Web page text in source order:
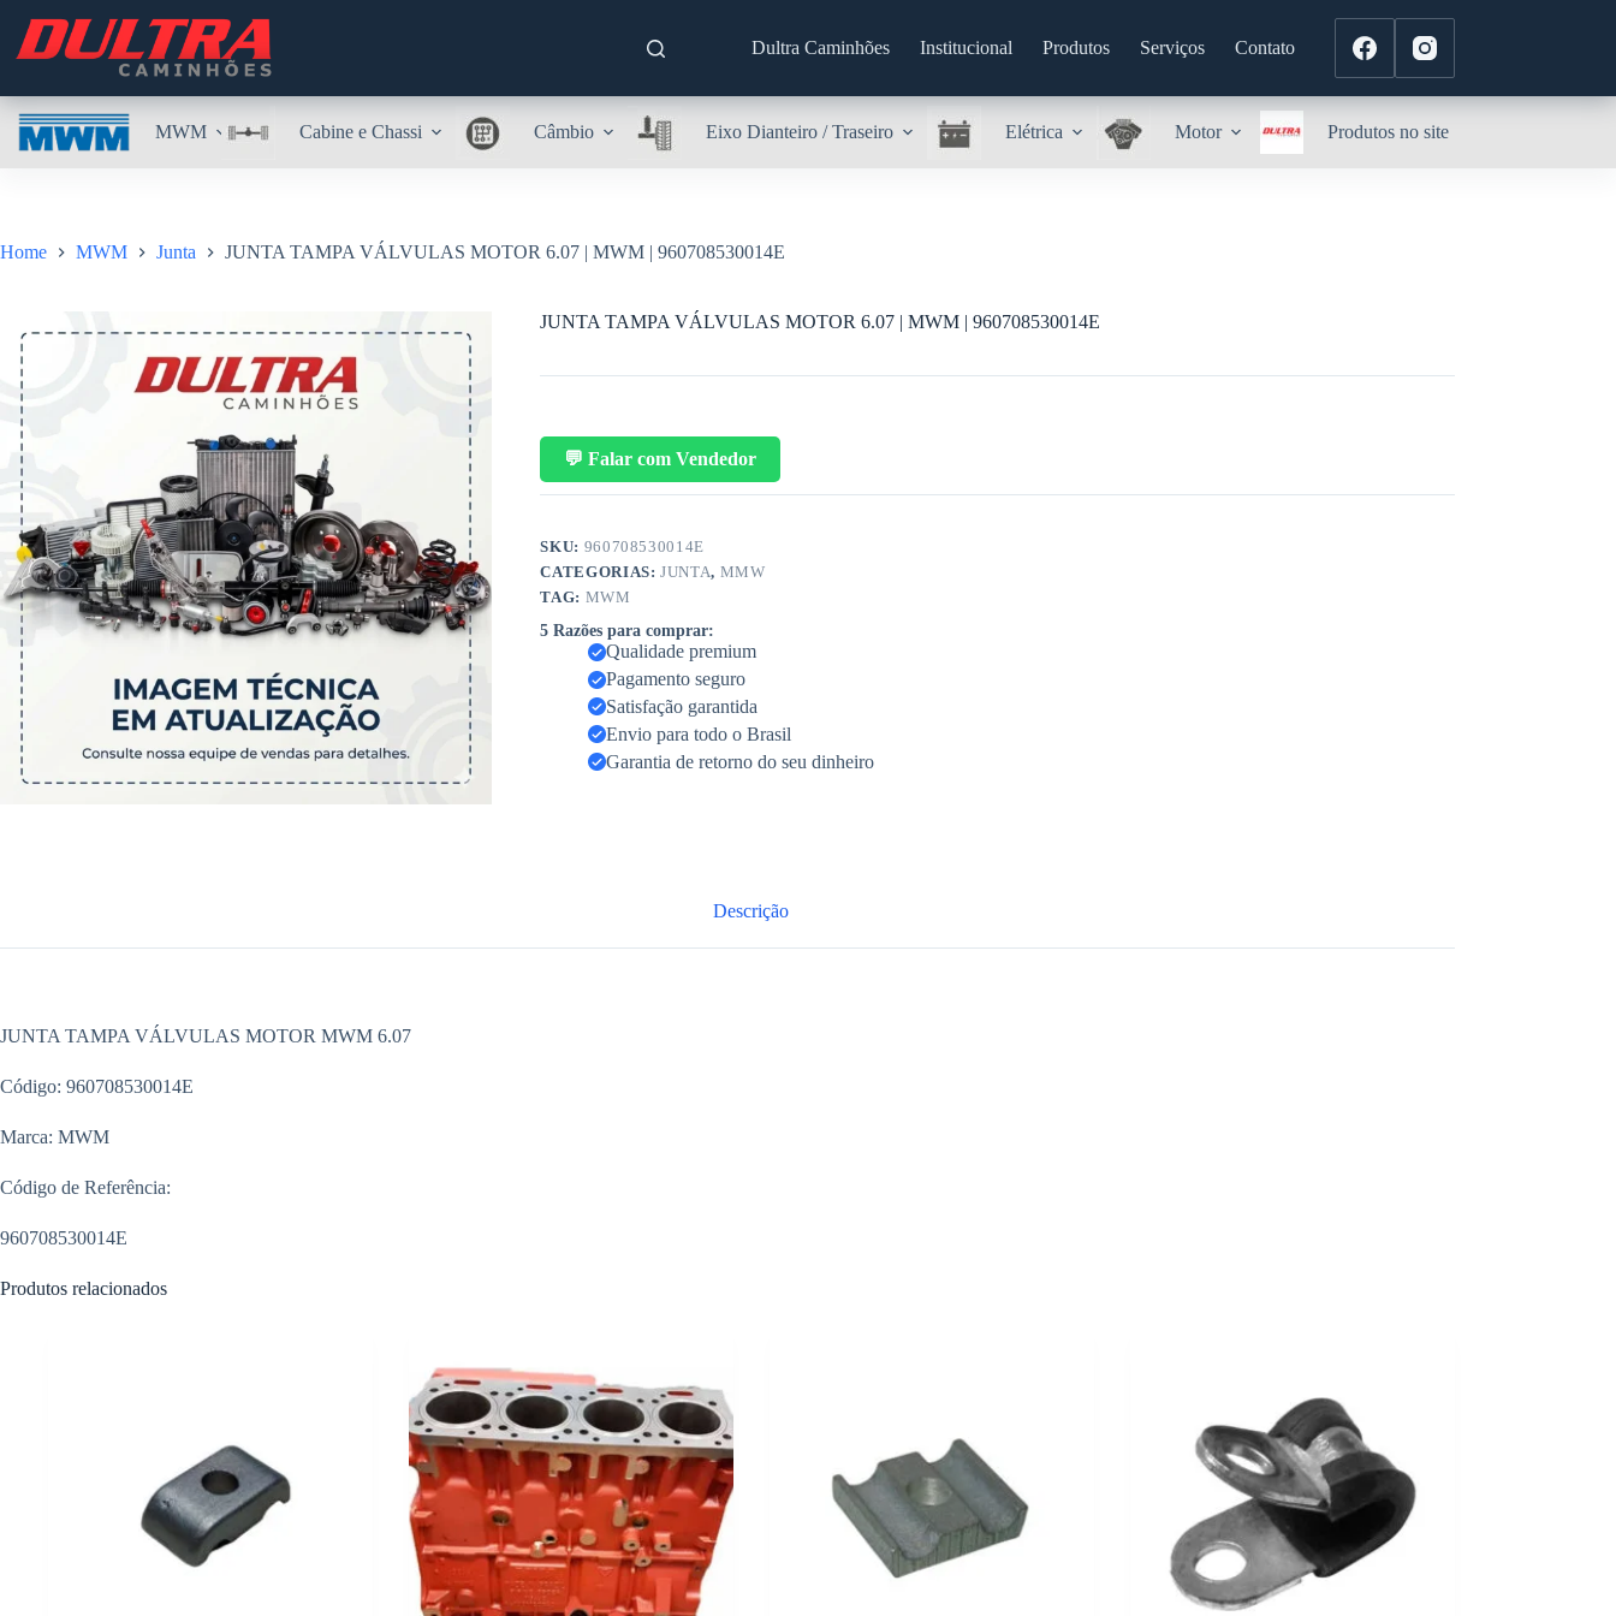
para
Dultra Caminhões Institucional Produtos Serviços Contato
MWM Cabine e Chassi Câmbio Eixo Dianteiro / Traseiro Elétrica Motor Produtos no site
Home MWM Junta JUNTA TAMPA VÁLVULAS MOTOR 6.07 | MWM | 960708530014E
JUNTA TAMPA VÁLVULAS MOTOR 6.07 | MWM | 960708530014E
💬 Falar com Vendedor
SKU: 960708530014E
CATEGORIAS:JUNTA, MMW
TAG: MWM
5 Razões para comprar:
Qualidade premium
Pagamento seguro
Satisfação garantida
Envio para todo o Brasil
Garantia de retorno do seu dinheiro
Descrição
JUNTA TAMPA VÁLVULAS MOTOR MWM 6.07
Código: 960708530014E
Marca: MWM
Código de Referência:
960708530014E
Produtos relacionados